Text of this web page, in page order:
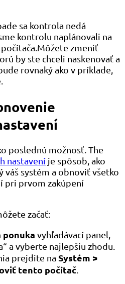
sa kontrola nedá
kontrolu naplánovali na
zmeniť
by ste chceli naskenovať a
rovnaký ako v príklade,
poslednú možnosť. The
nastavení je spôsob, ako
váš systém a obnoviť všetko
pri prvom zakúpení
začať:
ponuka vyhľadávací panel,
a vyberte najlepšiu zhodu.
prejdite na Systém >
tento počítač.